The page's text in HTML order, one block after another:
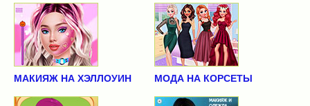
МАКИЯЖ НА ХЭЛЛОУИН МОДА НА КОРСЕТЫ